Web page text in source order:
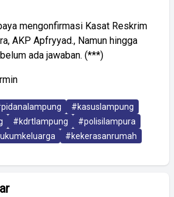
mengonfirmasi Kasat Reskrim
AKP Apfryyad., Namun hingga
ada jawaban. (***)
#kasuslampung
#kdrtlampung
#polisilampura
#kekerasanrumah